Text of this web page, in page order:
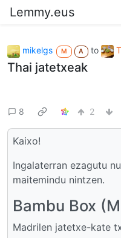
Lemmy.eus
mikelgs M A to
Thai jatetxeak
8 2
Kaixo!
Ingalaterran ezagutu
maitemindu nintzen.
Bambu Box
Madrilen jatetxe-kate